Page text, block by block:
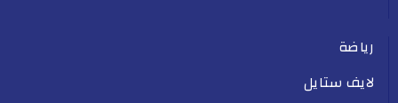
رياضة
لايف ستايل